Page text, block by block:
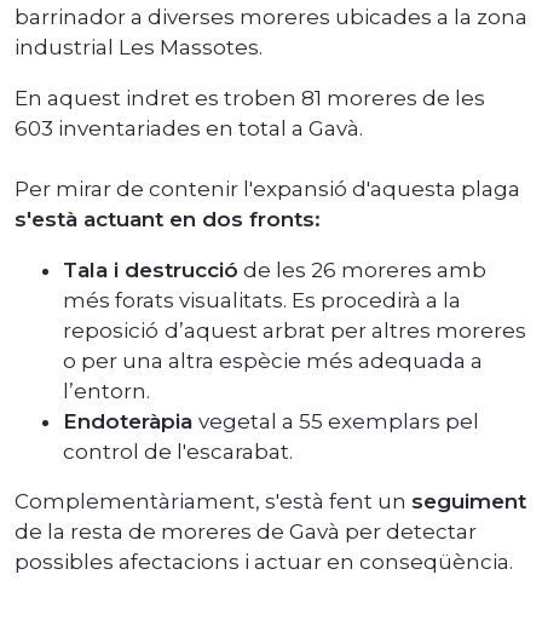
barrinador a diverses moreres ubicades a la zona
industrial Les Massotes.
En aquest indret es troben 81 moreres de les
603 inventariades en total a Gavà.
Per mirar de contenir l'expansió d'aquesta plaga
s'està actuant en dos fronts:
Tala i destrucció de les 26 moreres amb
més forats visualitats. Es procedirà a la
reposició d’aquest arbrat per altres moreres
o per una altra espècie més adequada a
l’entorn.
Endoteràpia vegetal a 55 exemplars pel
control de l'escarabat.
Complementàriament, s'està fent un seguiment
de la resta de moreres de Gavà per detectar
possibles afectacions i actuar en conseqüència.